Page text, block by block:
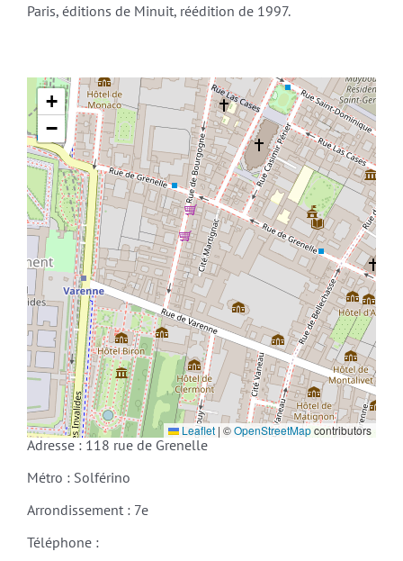
Paris, éditions de Minuit, réédition de 1997.
+
−
Leaflet | ©OpenStreetMapcontributors
Adresse : 118 rue de Grenelle
Métro : Solférino
Arrondissement : 7e
Téléphone :